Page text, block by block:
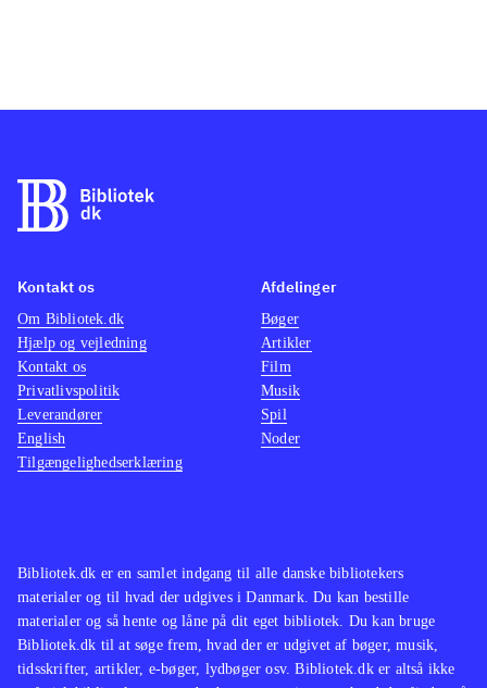
Bibliotek.dk er en samlet indgang til alle danske bibliotekers
materialer og til hvad der udgives i Danmark. Du kan bestille
materialer og så hente og låne på dit eget bibliotek. Du kan bruge
Bibliotek.dk til at søge frem, hvad der er udgivet af bøger, musik,
tidsskrifter, artikler, e-bøger, lydbøger osv. Bibliotek.dk er altså ikke
Kontakt os
Om Bibliotek.dk
Hjælp og vejledning
Kontakt os
Privatlivspolitik
Leverandører
English
Tilgængelighedserklæring
Afdelinger
Bøger
Artikler
Film
Musik
Spil
Noder